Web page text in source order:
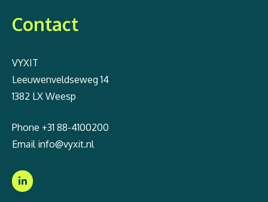
Contact
VYXIT
Leeuwenveldseweg 14
1382 LX Weesp
Phone +31 88-4100200
Email info@vyxit.nl